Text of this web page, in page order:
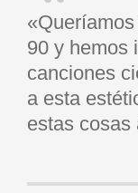
90 y hemos
canciones
a esta
estas cosas